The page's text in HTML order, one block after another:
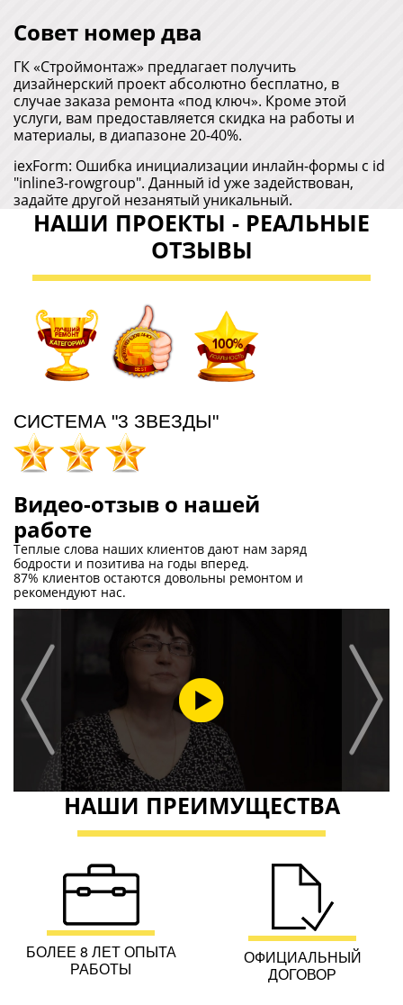
Совет номер два
ГК «Строймонтаж» предлагает получить
дизайнерский проект абсолютно бесплатно, в
случае заказа ремонта «под ключ». Кроме этой
услуги, вам предоставляется скидка на работы и
материалы, в диапазоне 20-40%.
iexForm: Ошибка инициализации инлайн-формы с id
"inline3-rowgroup". Данный id уже задействован,
задайте другой незанятый уникальный.
НАШИ ПРОЕКТЫ - РЕАЛЬНЫЕ
ОТЗЫВЫ
СИСТЕМА "3 ЗВЕЗДЫ"
Видео-отзыв о нашей
работе
Теплые слова наших клиентов дают нам заряд
бодрости и позитива на годы вперед.
87% клиентов остаются довольны ремонтом и
рекомендуют нас.
НАШИ ПРЕИМУЩЕСТВА
БОЛЕЕ 8 ЛЕТ ОПЫТА
РАБОТЫ
ОФИЦИАЛЬНЫЙ
ДОГОВОР